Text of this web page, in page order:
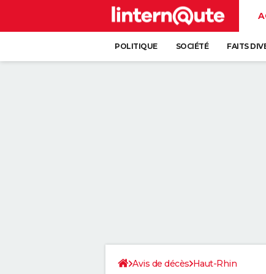
POLITIQUE SOCIÉTÉ FAITS
Avis de décès Haut-Rhin